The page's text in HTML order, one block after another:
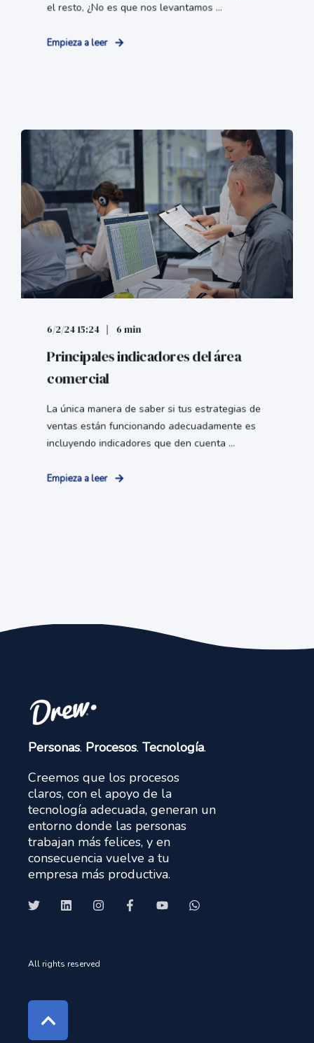
el resto, ¿No es que nos levantamos ...
Empieza a leer
6/2/24 15:24 6 min
Principales indicadores del área
comercial
La única manera de saber si tus estrategias de
ventas están funcionando adecuadamente es
incluyendo indicadores que den cuenta ...
Empieza a leer
Personas. Procesos. Tecnología.
Creemos que los procesos
claros, con el apoyo de la
tecnología adecuada, generan un
entorno donde las personas
trabajan más felices, y en
consecuencia vuelve a tu
empresa más productiva.
All rights reserved